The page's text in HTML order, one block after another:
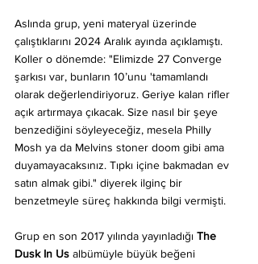
Aslında grup, yeni materyal üzerinde
çalıştıklarını 2024 Aralık ayında açıklamıştı.
Koller o dönemde: "Elimizde 27 Converge
şarkısı var, bunların 10’unu 'tamamlandı
olarak değerlendiriyoruz. Geriye kalan rifler
açık artırmaya çıkacak. Size nasıl bir şeye
benzediğini söyleyeceğiz, mesela Philly
Mosh ya da Melvins stoner doom gibi ama
duyamayacaksınız. Tıpkı içine bakmadan ev
satın almak gibi." diyerek ilginç bir
benzetmeyle süreç hakkında bilgi vermişti.
Grup en son 2017 yılında yayınladığı The
Dusk In Us albümüyle büyük beğeni